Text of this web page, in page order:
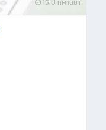
15 ปี ที่ผ่านมา